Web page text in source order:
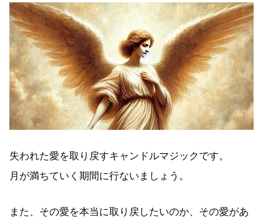
失われた愛を取り戻すキャンドルマジックです。
月が満ちていく期間に行ないましょう。
また、その愛を本当に取り戻したいのか、その愛があ